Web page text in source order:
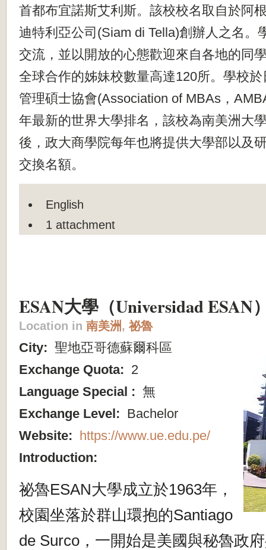
首都布宜諾斯艾利斯。該校校名取自於阿
迪特利亞公司(Siam di Tella)創辦人之名。
交流，並以開放的心態歡迎來自各地的同
全球合作的姊妹校數量高達120所。學校
管理碩士協會(Association of MBAs，
年最新的世界大學排名，該校為南美洲大
後，政大商學院每年也將提供大學部以及
交換名額。
English
1 attachment
ESAN大學（Universidad ESAN
Location in 南美洲,祕魯
City: 聖地亞哥德蘇爾科區
Exchange Quota: 2
Language Special : 無
Exchange Level: Bachelor
Website:
https://www.ue.edu.pe/
Introduction:
祕魯ESAN大學成立於1963年，
校園坐落於群山環抱的Santiago
de Surco ，一開始是美國與秘魯政